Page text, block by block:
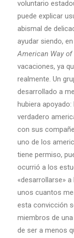
voluntario
puede explicar
abismal de
ayudar siendo,
American Way of
vacaciones, ya
realmente. Un
desarrollado a
hubiera
verdadero
con sus
uno de los
tiene permiso,
ocurrió a los
«desarrollarse»
unos cuantos
esta convicción
miembros de
de ser a menos